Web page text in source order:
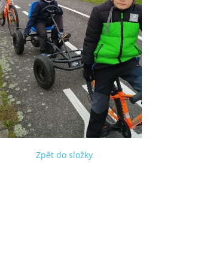
Zpět do složky